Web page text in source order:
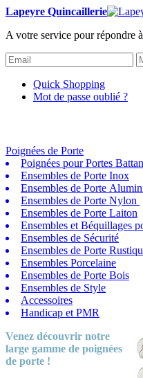
Lapeyre Quincaillerie
A votre service pour répondre
Quick Shopping
Mot de passe oublié ?
Poignées de Porte
Poignées pour Portes
Ensembles de Porte Inox
Ensembles de Porte
Ensembles de Porte Nylon
Ensembles de Porte Laiton
Ensembles et Béquillages
Ensembles de Sécurité
Ensembles de Porte
Ensembles Porcelaine
Ensembles de Porte Bois
Ensembles de Style
Accessoires
Handicap et PMR
Venez découvrir notre
large gamme de poignées
de porte !